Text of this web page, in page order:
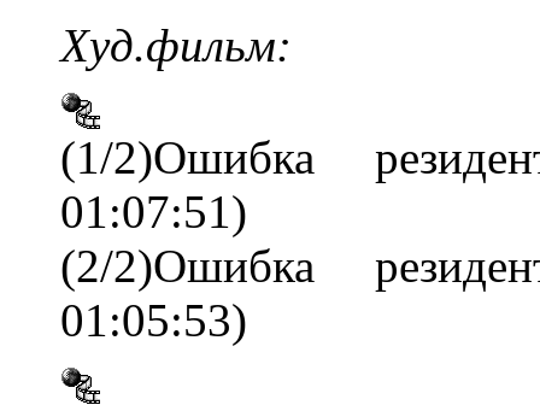
Xуд.фильм:
(1/2)Ошибка
01:07:51)
(2/2)Ошибка
01:05:53)